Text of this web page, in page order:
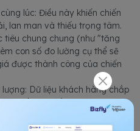
lúc: Điều này khiến chiến
lan man và thiếu trọng tâm.
tiêu chung chung (như "tăng
con số đo lường cụ thể sẽ
được thành công của chiến
Dữ liệu khách hàng chắp
nhiều hệ thống sẽ làm ảnh
tích hành vi và xác định nhóm